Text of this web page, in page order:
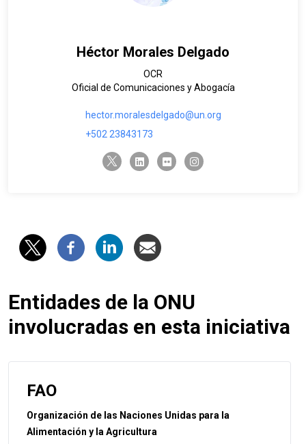
Héctor Morales Delgado
OCR
Oficial de Comunicaciones y Abogacía
hector.moralesdelgado@un.org
+502 23843173
twitter-x linkedinflickr instagram
Entidades de la ONU
involucradas en esta iniciativa
FAO
Organización de las Naciones Unidas para la
Alimentación y la Agricultura